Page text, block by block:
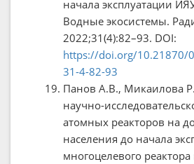
начала эксплуатации
Водные экосистемы.
2022;31(4):82–93. DOI:
https://doi.org/10.21870/
31-4-82-93
Панов А.В., Микаилова
научно-
атомных реакторов на
населения до начала
многоцелевого